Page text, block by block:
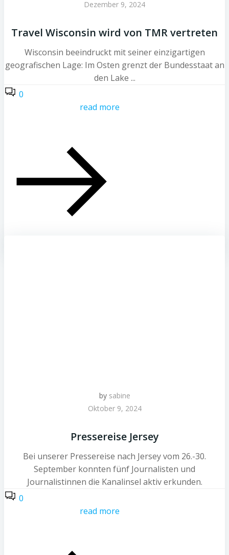
Dezember 9, 2024
Travel Wisconsin wird von TMR vertreten
Wisconsin beeindruckt mit seiner einzigartigen
geografischen Lage: Im Osten grenzt der Bundesstaat an
den Lake ...
0
read more
by sabine
Oktober 9, 2024
Pressereise Jersey
Bei unserer Pressereise nach Jersey vom 26.-30.
September konnten fünf Journalisten und
Journalistinnen die Kanalinsel aktiv erkunden.
0
read more